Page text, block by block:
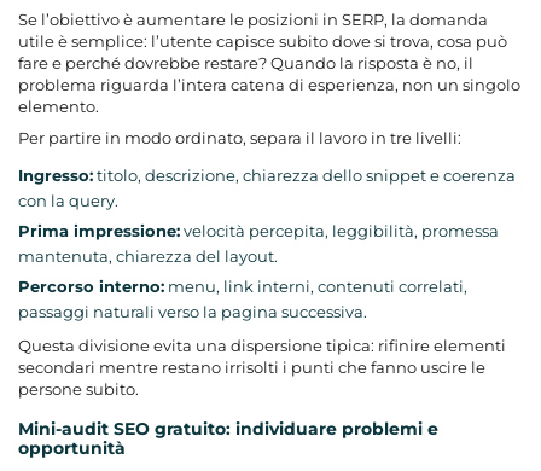
Se l’obiettivo è aumentare le posizioni in SERP, la domanda
utile è semplice: l’utente capisce subito dove si trova, cosa può
fare e perché dovrebbe restare? Quando la risposta è no, il
problema riguarda l’intera catena di esperienza, non un singolo
elemento.
Per partire in modo ordinato, separa il lavoro in tre livelli:
Ingresso:titolo, descrizione, chiarezza dello snippet e coerenza
con la query.
Prima impressione:velocità percepita, leggibilità, promessa
mantenuta, chiarezza del layout.
Percorso interno: menu, link interni, contenuti correlati,
passaggi naturali verso la pagina successiva.
Questa divisione evita una dispersione tipica: rifinire elementi
secondari mentre restano irrisolti i punti che fanno uscire le
persone subito.
Mini-audit SEO gratuito: individuare problemi e
opportunità